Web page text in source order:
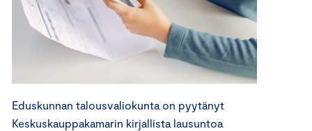
Eduskunnan talousvaliokunta on pyytänyt
Keskuskauppakamarin kirjallista lausuntoa